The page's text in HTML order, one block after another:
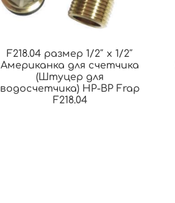
F218.04 размер 1/2″ x 1/2″
Американка для счетчика
(Штуцер для
водосчетчика) НР-ВР Frap
F218.04